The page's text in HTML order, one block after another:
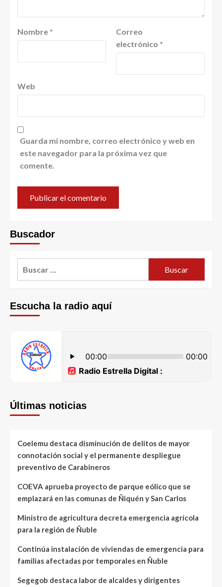
Nombre *
Correo
electrónico *
Web
Guarda mi nombre, correo electrónico y web en
este navegador para la próxima vez que
comente.
Buscador
Escucha la radio aquí
Últimas noticias
Coelemu destaca disminución de delitos de mayor
connotación social y el permanente despliegue
preventivo de Carabineros
COEVA aprueba proyecto de parque eólico que se
emplazará en las comunas de Ñiquén y San Carlos
Ministro de agricultura decreta emergencia agrícola
para la región de Ñuble
Continúa instalación de viviendas de emergencia para
familias afectadas por temporales en Ñuble
Segegob destaca labor de alcaldes y dirigentes